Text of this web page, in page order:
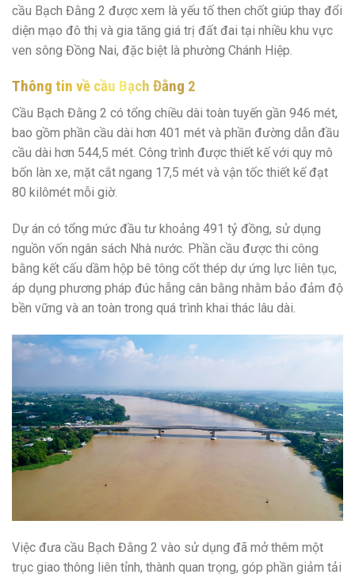
cầu Bạch Đằng 2 được xem là yếu tố then chốt giúp thay đổi
diện mạo đô thị và gia tăng giá trị đất đai tại nhiều khu vực
ven sông Đồng Nai, đặc biệt là phường Chánh Hiệp.
Thông tin về cầu Bạch Đằng 2
Cầu Bạch Đằng 2 có tổng chiều dài toàn tuyến gần 946 mét,
bao gồm phần cầu dài hơn 401 mét và phần đường dẫn đầu
cầu dài hơn 544,5 mét. Công trình được thiết kế với quy mô
bốn làn xe, mặt cắt ngang 17,5 mét và vận tốc thiết kế đạt
80 kilômét mỗi giờ.
Dự án có tổng mức đầu tư khoảng 491 tỷ đồng, sử dụng
nguồn vốn ngân sách Nhà nước. Phần cầu được thi công
bằng kết cấu dầm hộp bê tông cốt thép dự ứng lực liên tục,
áp dụng phương pháp đúc hẫng cân bằng nhằm bảo đảm độ
bền vững và an toàn trong quá trình khai thác lâu dài.
Việc đưa cầu Bạch Đằng 2 vào sử dụng đã mở thêm một
trục giao thông liên tỉnh, thành quan trọng, góp phần giảm tải